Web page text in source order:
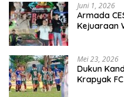
Juni 1, 2026
Armada
Kejuaraan
Mei 23, 2026
Dukun
Krapyak FC